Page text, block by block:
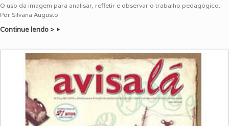
O uso da imagem para analisar, refletir e observar o trabalho pedagógico.
Por Silvana Augusto
Continue lendo >